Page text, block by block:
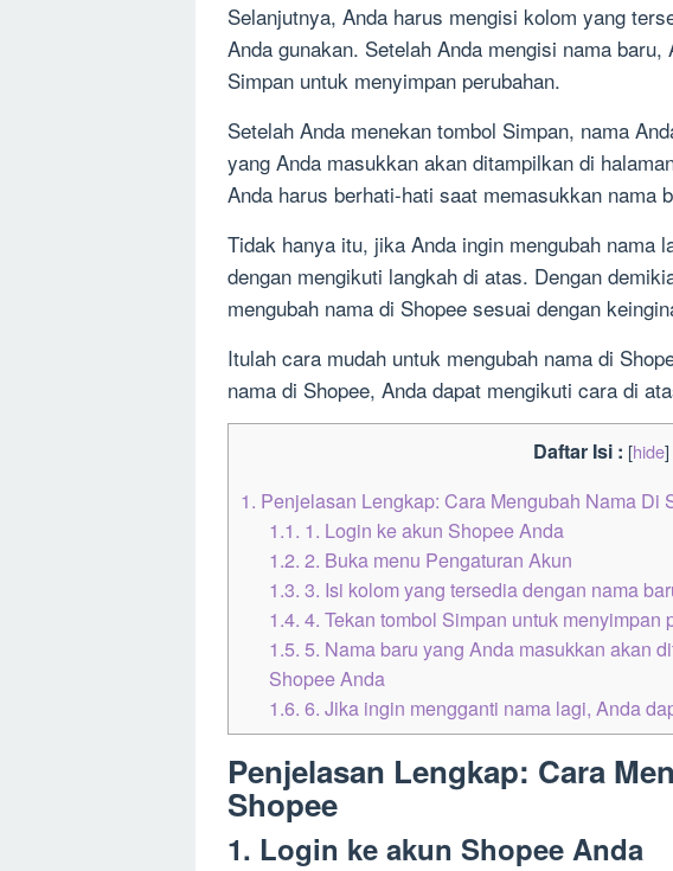
Selanjutnya, Anda harus mengisi kolom yang
Anda gunakan. Setelah Anda mengisi nama baru,
Simpan untuk menyimpan perubahan.
Setelah Anda menekan tombol Simpan, nama
yang Anda masukkan akan ditampilkan di
Anda harus berhati-hati saat memasukkan nama
Tidak hanya itu, jika Anda ingin mengubah nama
dengan mengikuti langkah di atas. Dengan
mengubah nama di Shopee sesuai dengan
Itulah cara mudah untuk mengubah nama di
nama di Shopee, Anda dapat mengikuti cara di
Daftar Isi : [hide]
1. Penjelasan Lengkap: Cara Mengubah Nama Di
1.1. 1. Login ke akun Shopee Anda
1.2. 2. Buka menu Pengaturan Akun
1.3. 3. Isi kolom yang tersedia dengan nama
1.4. 4. Tekan tombol Simpan untuk menyimpan
1.5. 5. Nama baru yang Anda masukkan akan
Shopee Anda
1.6. 6. Jika ingin mengganti nama lagi, Anda
Penjelasan Lengkap: Cara
Shopee
1. Login ke akun Shopee Anda